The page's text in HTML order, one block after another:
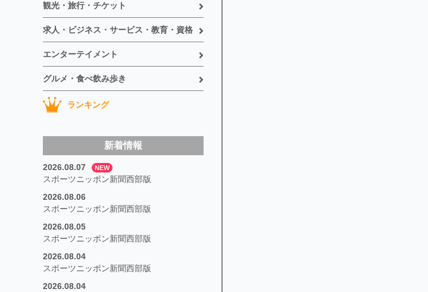
観光・旅行・チケット
求人・ビジネス・サービス・教育・資格
エンターテイメント
グルメ・食べ飲み歩き
ランキング
新着情報
2026.08.07 NEW
スポーツニッポン新聞西部版
2026.08.06
スポーツニッポン新聞西部版
2026.08.05
スポーツニッポン新聞西部版
2026.08.04
スポーツニッポン新聞西部版
2026.08.04